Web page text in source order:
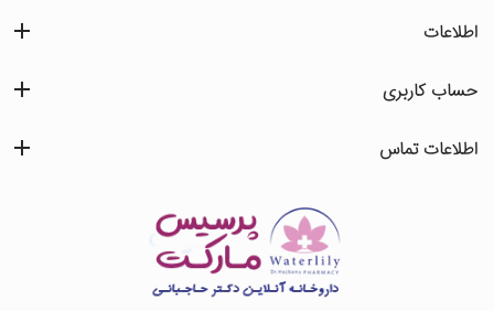
اطلاعات
حساب کاربری
اطلاعات تماس